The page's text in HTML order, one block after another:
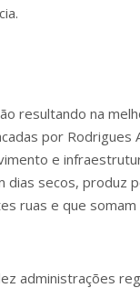
resultando na
por
e
secos, produz
ruas e que
administrações